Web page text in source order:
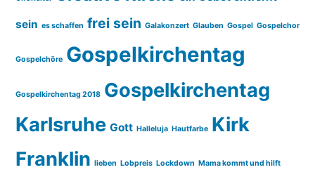
sein es schaffen frei sein Galakonzert Glauben Gospel Gospelchor
Gospelchöre Gospelkirchentag
Gospelkirchentag 2018 Gospelkirchentag
Karlsruhe Gott Halleluja Hautfarbe Kirk
Franklin lieben Lobpreis Lockdown Mama kommt und hilft